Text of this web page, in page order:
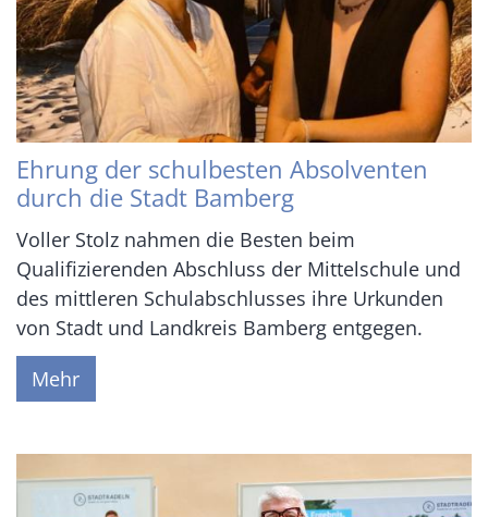
Ehrung der schulbesten Absolventen
durch die Stadt Bamberg
Voller Stolz nahmen die Besten beim
Qualifizierenden Abschluss der Mittelschule und
des mittleren Schulabschlusses ihre Urkunden
von Stadt und Landkreis Bamberg entgegen.
Mehr